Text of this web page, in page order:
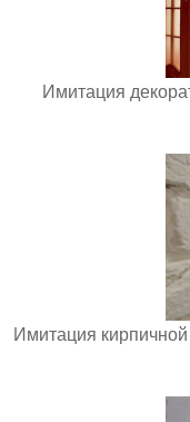
Имитация
Имитация